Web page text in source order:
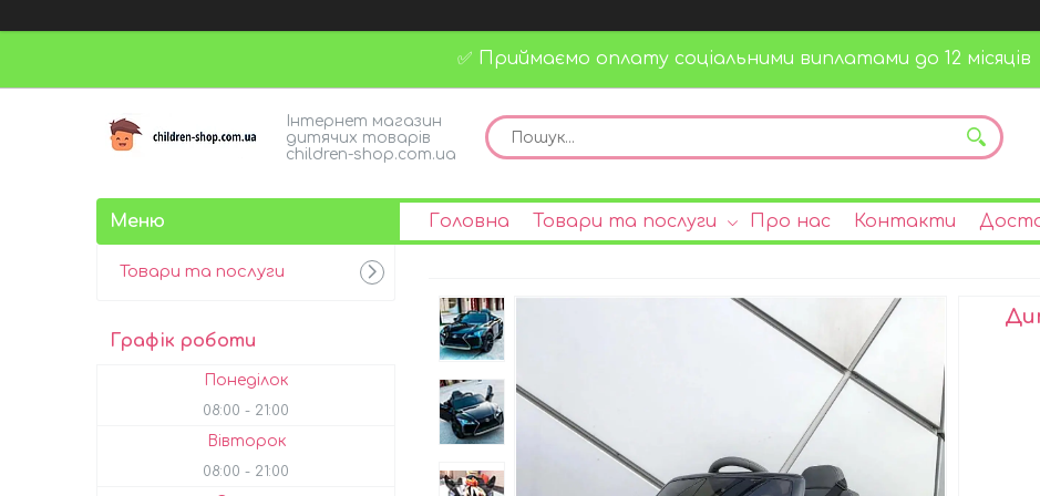
✅ Приймаємо оплату соціальними виплатами до 12 місяців
Інтернет магазин
дитячих товарів
children-shop.com.ua
Головна Товари та послуги Про нас Контакти
Товари та послуги
Графік роботи
Понеділок
08:00 21:00
Вівторок
08:00 21:00